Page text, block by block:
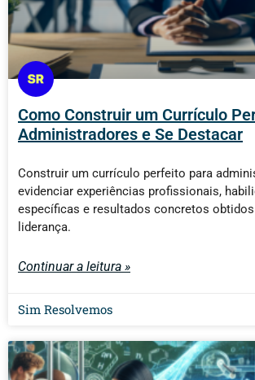
Como Construir um Currículo
Administradores e Se Destacar
Construir um currículo perfeito para
evidenciar experiências profissionais,
específicas e resultados concretos
liderança.
Continuar a leitura »
Sim Resolvemos